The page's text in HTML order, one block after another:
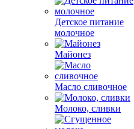
Детское питание
молочное
Майонез
Масло сливочное
Молоко, сливки